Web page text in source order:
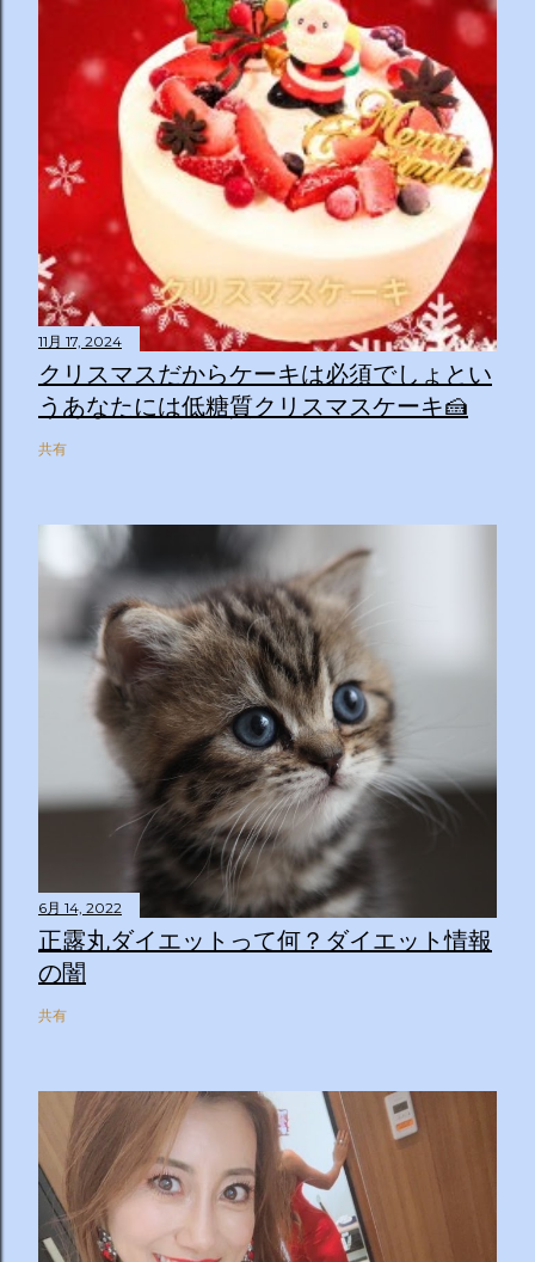
11月 17, 2024
クリスマスだからケーキは必須でしょとい
うあなたには低糖質クリスマスケーキ🍰
共有
6月 14, 2022
正露丸ダイエットって何？ダイエット情報
の闇
共有